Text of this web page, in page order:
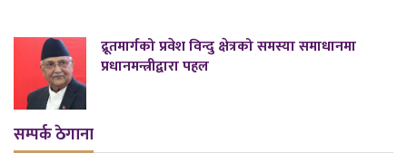
द्रूतमार्गको प्रवेश विन्दु क्षेत्रको समस्या समाधानमा
प्रधानमन्त्रीद्वारा पहल
सम्पर्क ठेगाना